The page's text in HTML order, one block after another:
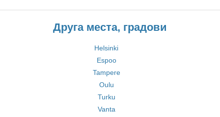
Друга места, градови
Helsinki
Espoo
Tampere
Oulu
Turku
Vanta